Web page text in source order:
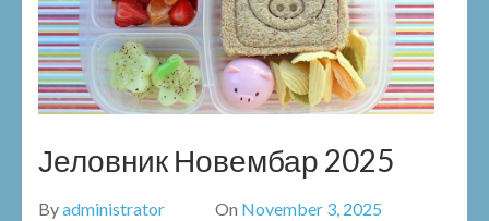
Јеловник Новембар 2025
Byadministrator On November 3, 2025